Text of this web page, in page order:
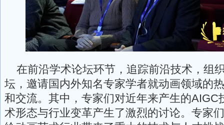
在前沿学术论坛环节，追踪前沿技术，组
坛，邀请国内外知名专家学者就动画领域的
和交流。其中，专家们对近年来产生的AIGC
术形态与行业变革产生了激烈的讨论。专家